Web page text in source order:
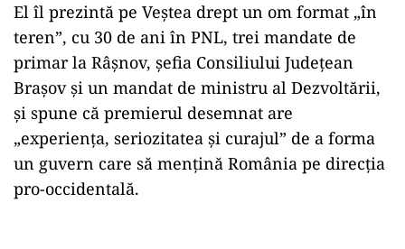
El îl prezintă pe Veștea drept un om format „în
teren”, cu 30 de ani în PNL, trei mandate de
primar la Râșnov, șefia Consiliului Județean
Brașov și un mandat de ministru al Dezvoltării,
și spune că premierul desemnat are
„experiența, seriozitatea și curajul” de a forma
un guvern care să mențină România pe direcția
pro-occidentală.